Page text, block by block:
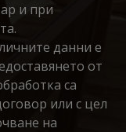
и при
данни е
от
са
или с цел
на